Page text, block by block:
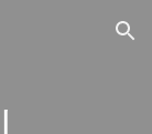
Skip to navigation